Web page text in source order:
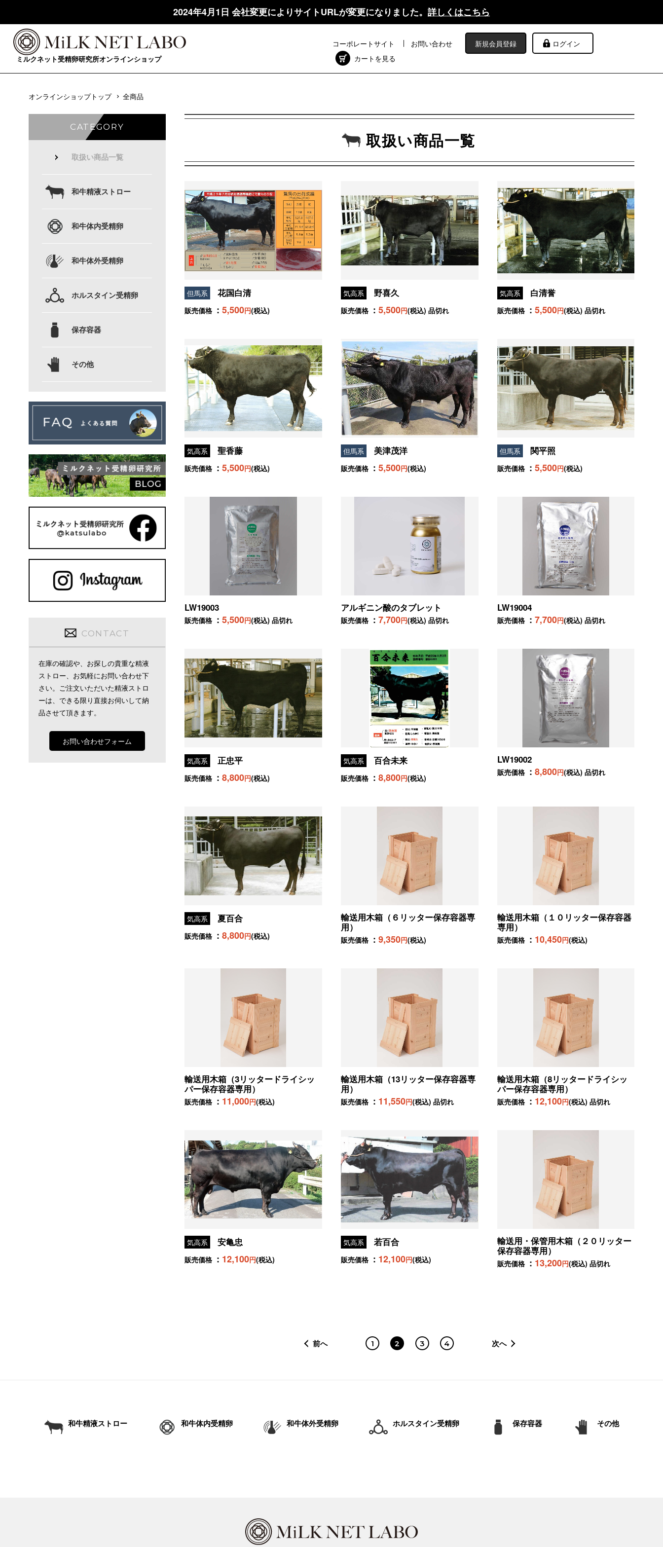
2024年4月1日 会社変更によりサイトURLが変更になりました。 詳しくはこちら
ミルクネット受精卵研究所オンラインショップ
コーポレートサイト お問い合わせ 新規会員登録
ログイン
カートを見る
オンラインショップトップ 全商品
CATEGORY
取扱い商品一覧
和牛精液ストロー
和牛体内受精卵
和牛体外受精卵
ホルスタイン受精卵
保存容器
その他
CONTACT
在庫の確認や、お探しの貴重な精液
ストロー、お気軽にお問い合わせ下
さい。ご注文いただいた精液ストロ
ーは、できる限り直接お伺いして納
品させて頂きます。
お問い合わせフォーム
取扱い商品一覧
但馬系 花国白清
販売価格 5,500円(税込)
気高系 野喜久
販売価格 5,500円(税込) 品切れ
気高系 白清誉
販売価格 5,500円(税込) 品切れ
気高系 聖香藤
販売価格 5,500円(税込)
但馬系 美津茂洋
販売価格 5,500円(税込)
但馬系 関平照
販売価格 5,500円(税込)
LW19003
販売価格 5,500円(税込) 品切れ
アルギニン酸のタブレット
販売価格 7,700円(税込) 品切れ
LW19004
販売価格 7,700円(税込) 品切れ
気高系 正忠平
販売価格 8,800円(税込)
気高系 百合未来
販売価格 8,800円(税込)
LW19002
販売価格 8,800円(税込) 品切れ
気高系 夏百合
販売価格 8,800円(税込)
輸送用木箱（６リッター保存容器専
用）
販売価格 9,350円(税込)
輸送用木箱（１０リッター保存容器
専用）
販売価格 10,450円(税込)
輸送用木箱（3リッタードライシッ
パー保存容器専用）
販売価格 11,000円(税込)
輸送用木箱（13リッター保存容器専
用）
販売価格 11,550円(税込) 品切れ
輸送用木箱（8リッタードライシッ
パー保存容器専用）
販売価格 12,100円(税込) 品切れ
気高系 安亀忠
販売価格 12,100円(税込)
気高系 若百合
販売価格 12,100円(税込)
輸送用・保管用木箱（２０リッター
保存容器専用）
販売価格 13,200円(税込) 品切れ
前へ 1 2 3 4 次へ
和牛精液ストロー 和牛体内受精卵 和牛体外受精卵 ホルスタイン受精卵 保存容器 その他